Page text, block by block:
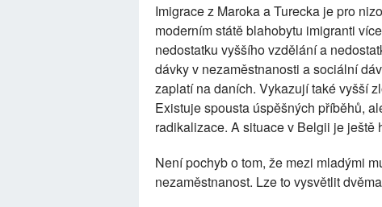
Imigrace z Maroka a Turecka je pro
moderním státě blahobytu imigranti
nedostatku vyššího vzdělání a
dávky v nezaměstnanosti a sociální
zaplatí na daních. Vykazují také vyšší
Existuje spousta úspěšných příběhů,
radikalizace. A situace v Belgii je ještě
Není pochyb o tom, že mezi mladými
nezaměstnanost. Lze to vysvětlit